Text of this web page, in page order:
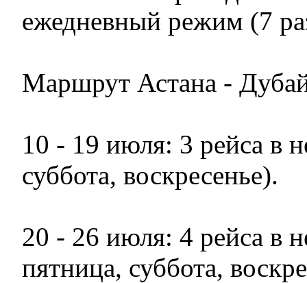
ежедневный режим (7
Маршрут Астана -
10 - 19 июля: 3 рейса в
суббота, воскресенье).
20 - 26 июля: 4 рейса в
пятница, суббота,